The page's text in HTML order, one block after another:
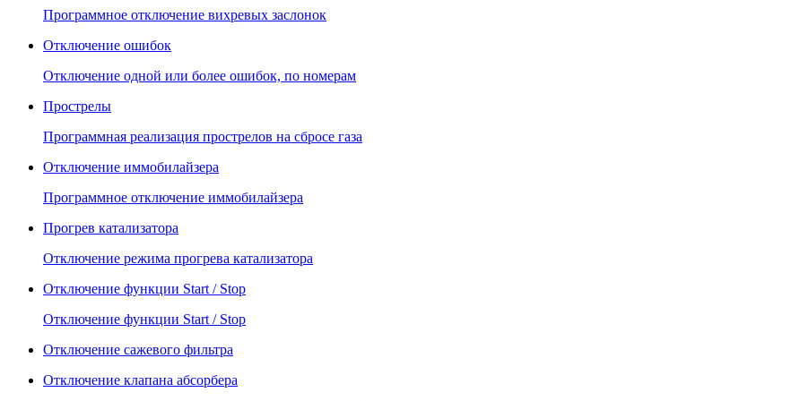
Программное отключение вихревых заслонок
Отключение ошибок
Отключение одной или более ошибок, по номерам
Прострелы
Программная реализация прострелов на сбросе газа
Отключение иммобилайзера
Программное отключение иммобилайзера
Прогрев катализатора
Отключение режима прогрева катализатора
Отключение функции Start / Stop
Отключение функции Start / Stop
Отключение сажевого фильтра
Отключение клапана абсорбера